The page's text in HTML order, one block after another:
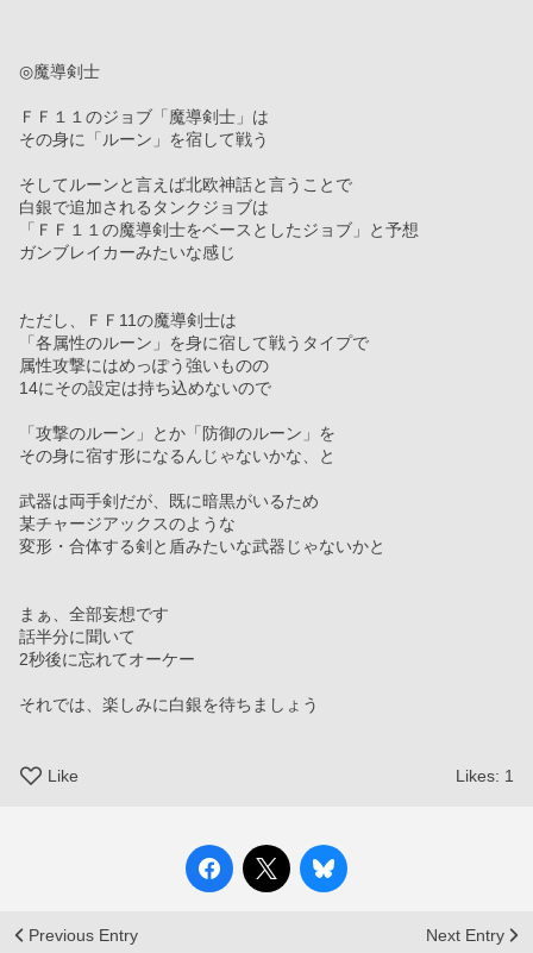
◎魔導剣士
ＦＦ１１のジョブ「魔導剣士」は
その身に「ルーン」を宿して戦う
そしてルーンと言えば北欧神話と言うことで
白銀で追加されるタンクジョブは
「ＦＦ１１の魔導剣士をベースとしたジョブ」と予想
ガンブレイカーみたいな感じ
ただし、ＦＦ11の魔導剣士は
「各属性のルーン」を身に宿して戦うタイプで
属性攻撃にはめっぽう強いものの
14にその設定は持ち込めないので
「攻撃のルーン」とか「防御のルーン」を
その身に宿す形になるんじゃないかな、と
武器は両手剣だが、既に暗黒がいるため
某チャージアックスのような
変形・合体する剣と盾みたいな武器じゃないかと
まぁ、全部妄想です
話半分に聞いて
2秒後に忘れてオーケー
それでは、楽しみに白銀を待ちましょう
Like Likes: 1
Previous Entry Next Entry